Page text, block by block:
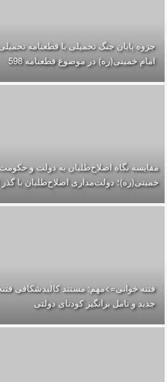
جزوه پایان جنگ تحمیلی با قطعنامه
امام خمینی(ره) در موضوع قطعنامه 598
مقایسه‌ نگاه اصلاح‌طلبان به دولت و حکومت،
خمینی(ره)؛ دولت‌مداری اصلاح‌طلبان با گذر
جدید و تامل برانگیز کودتای دولتی